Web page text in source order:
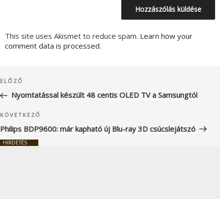
This site uses Akismet to reduce spam. Learn how your
comment data is processed.
navigáció
Korábbi
bejegyzés
ELŐZŐ
Nyomtatással készült 48 centis OLED TV a Samsungtól
Következő
bejegyzés
KÖVETKEZŐ
Philips BDP9600: már kapható új Blu-ray 3D csúcslejátszó
HIRDETÉS